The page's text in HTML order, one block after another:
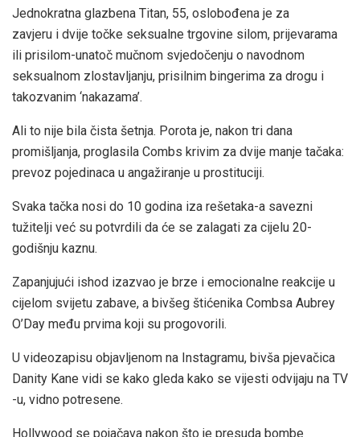
Jednokratna glazbena Titan, 55, oslobođena je za
zavjeru i dvije točke seksualne trgovine silom, prijevarama
ili prisilom-unatoč mučnom svjedočenju o navodnom
seksualnom zlostavljanju, prisilnim bingerima za drogu i
takozvanim ‘nakazama’.
Ali to nije bila čista šetnja. Porota je, nakon tri dana
promišljanja, proglasila Combs krivim za dvije manje tačaka:
prevoz pojedinaca u angažiranje u prostituciji.
Svaka tačka nosi do 10 godina iza rešetaka-a savezni
tužitelji već su potvrdili da će se zalagati za cijelu 20-
godišnju kaznu.
Zapanjujući ishod izazvao je brze i emocionalne reakcije u
cijelom svijetu zabave, a bivšeg štićenika Combsa Aubrey
O’Day među prvima koji su progovorili.
U videozapisu objavljenom na Instagramu, bivša pjevačica
Danity Kane vidi se kako gleda kako se vijesti odvijaju na TV
-u, vidno potresene.
Hollywood se pojačava nakon što je presuda bombe